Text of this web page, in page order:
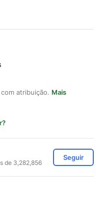
atribuição. Mais
de 3,282,856
Seguir